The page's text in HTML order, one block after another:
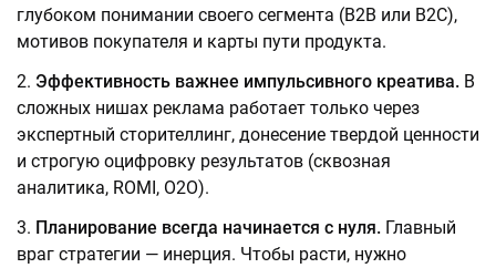
глубоком понимании своего сегмента (B2B или B2C),
мотивов покупателя и карты пути продукта.
Эффективность важнее импульсивного креатива. В
сложных нишах реклама работает только через
экспертный сторителлинг, донесение твердой ценности
и строгую оцифровку результатов (сквозная
аналитика, ROMI, O2O).
Планирование всегда начинается с нуля. Главный
враг стратегии — инерция. Чтобы расти, нужно